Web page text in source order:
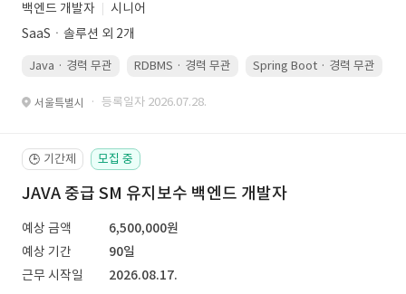
백엔드 개발자
시니어
SaaSㆍ솔루션 외 2개
Java · 경력 무관 RDBMS · 경력 무관 Spring Boot · 경력 무관
서울특별시 · 등록일자 2026.07.28.
🕒 기간제 모집 중
JAVA 중급 SM 유지보수 백엔드 개발자
예상 금액
6,500,000원
예상 기간
90일
근무 시작일
2026.08.17.